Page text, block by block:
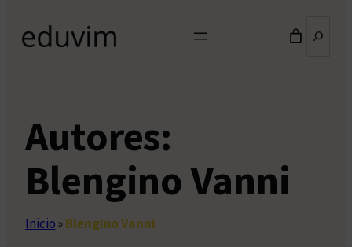
Autores:
Blengino Vanni
Inicio»Blengino Vanni